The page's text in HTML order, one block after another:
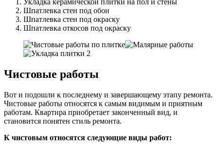
Укладка керамической плитки на пол и стены
Шпатлевка стен под обои
Шпатлевка стен под окраску
Шпатлевка откосов под окраску
Чистовые работы
Вот и подошли к последнему и завершающему этапу ремонта.
Чистовые работы относятся к самым видимым и приятным
работам. Квартира приобретает законченный вид, и
становится понятен стиль ремонта.
К чистовым относятся следующие виды работ: